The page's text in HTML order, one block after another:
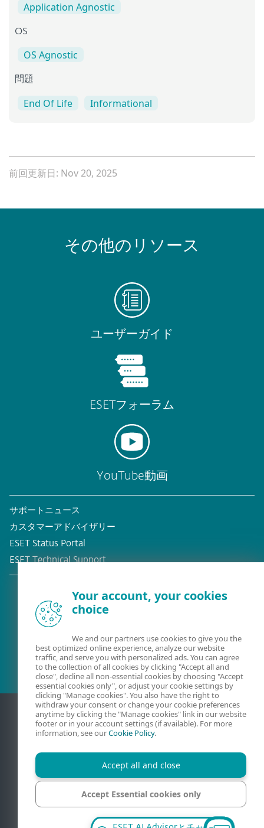
Application Agnostic
OS
OS Agnostic
問題
End Of Life Informational
前回更新日: Nov 20, 2025
その他のリソース
ユーザーガイド
ESETフォーラム
YouTube動画
サポートニュース
カスタマーアドバイザリー
ESET Status Portal
ESET Technical Support
既存の顧客？
プライバシー 法的情報 脆弱性の報告
サイトマップ
Your account, your cookies
choice
We and our partners use cookies to give you the
best optimized online experience, analyze our website
traffic, and serve you with personalized ads. You can agree
to the collection of all cookies by clicking "Accept all and
close", decline all non-essential cookies by choosing "Accept
essential cookies only", or adjust your cookie settings by
clicking "Manage cookies". You also have the right to
withdraw your consent or change your cookie preferences
anytime by clicking the "Manage cookies" link in our website
footer or in your account settings (if available). For more
information, see ourCookie Policy.
Accept all and close
Accept Essential cookies only
Manage cookies